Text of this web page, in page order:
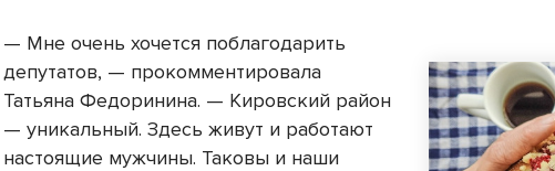
— Мне очень хочется поблагодарить
депутатов, — прокомментировала
Татьяна Федоринина. — Кировский район
— уникальный. Здесь живут и работают
настоящие мужчины. Таковы и наши